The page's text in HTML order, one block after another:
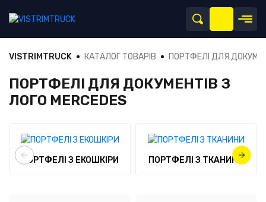
VISTRIMTRUCK КАТАЛОГ ТОВАРІВ ПОРТФЕЛІ ДЛЯ
ПОРТФЕЛІ ДЛЯ ДОКУМЕНТІВ З
ЛОГО MERCEDES
ПОРТФЕЛІ З ЕКОШКІРИ ПОРТФЕЛІ З ТКАНИНИ